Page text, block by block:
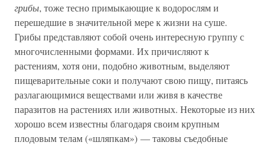
грибы, тоже тесно примыкающие к водорослям и
перешедшие в значительной мере к жизни на суше.
Грибы представляют собой очень интересную группу с
многочисленными формами. Их причисляют к
растениям, хотя они, подобно животным, выделяют
пищеварительные соки и получают свою пищу, питаясь
разлагающимися веществами или живя в качестве
паразитов на растениях или животных. Некоторые из них
хорошо всем известны благодаря своим крупным
плодовым телам («шляпкам») — таковы съедобные